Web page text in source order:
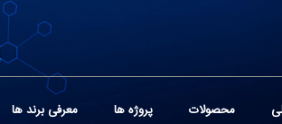
محصولات پروژه ها معرفی برند ها